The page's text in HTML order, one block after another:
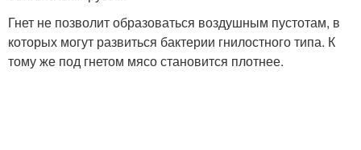
Гнет не позволит образоваться воздушным пустотам, в
которых могут развиться бактерии гнилостного типа. К
тому же под гнетом мясо становится плотнее.